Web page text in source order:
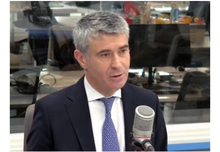
de Joaquim Sarmento, aos 74 ...